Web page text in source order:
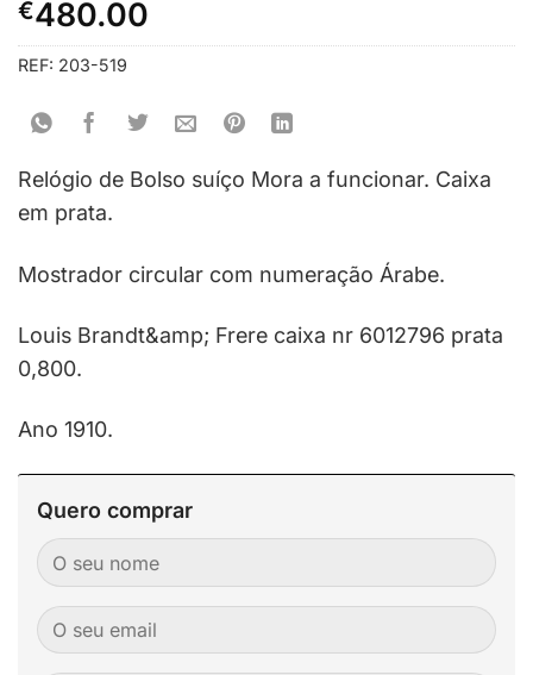
€480.00
REF: 203-519
Relógio de Bolso suíço Mora a funcionar. Caixa
em prata.
Mostrador circular com numeração Árabe.
Louis Brandt&amp; Frere caixa nr 6012796 prata
0,800.
Ano 1910.
Quero comprar